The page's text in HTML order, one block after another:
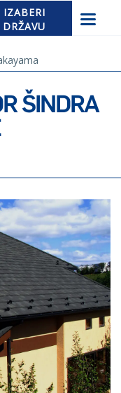
IZABERI
DRŽAVU
ŠINDRA